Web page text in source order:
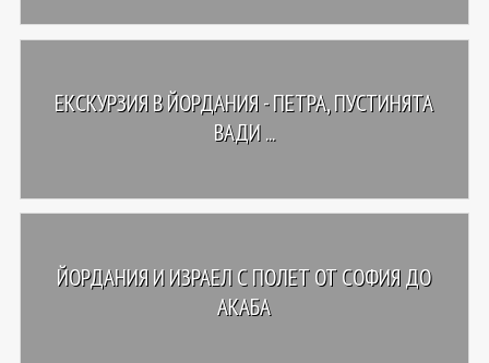
ЕКСКУРЗИЯ В ЙОРДАНИЯ - ПЕТРА, ПУСТИНЯТА
ВАДИ ...
ЙОРДАНИЯ И ИЗРАЕЛ С ПОЛЕТ ОТ СОФИЯ ДО
АКАБА